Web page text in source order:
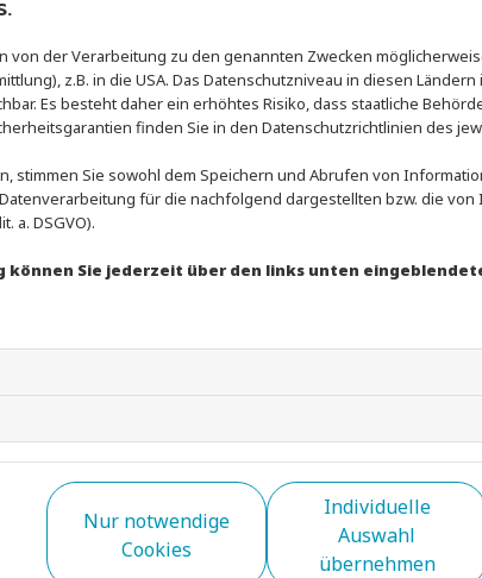
Wettkampfsport. Im Wettkampfprogramm
es sind also die 13- bis 18-Jährigen am
Meisterschaften im Schwimmerischen
die Bewertung der Beinarbeit und der
2025 bis 2028 soll die DM SMK
stattfinden – die DJM 2025 wegen des
von der Verarbeitung zu den genannten Zwecken
z.B. in die USA. Das Datenschutzniveau in diesen
Es besteht daher ein erhöhtes Risiko, dass staatliche
finden Sie in den Datenschutzrichtlinien des
stimmen Sie sowohl dem Speichern und Abrufen von
für die nachfolgend dargestellten bzw. die
a. DSGVO).
können Sie jederzeit über den links unten
Nur notwendige
Cookies
Individuelle
Auswahl
übernehmen